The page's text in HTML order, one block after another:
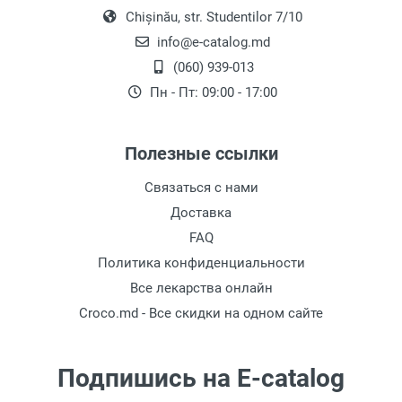
Почему Стоит Выбрать
Микроволновую Печь?
: Современные микроволновые
печи разработаны с учетом безопасности.
удерживается внутри прибора. Механизм
открытия двери обеспечивает остановку
работы микроволн до открытия двери,
Отдельностоящие микроволновые печи
считаются наиболее безопасными, так как
готовят только при закрытой двери.
единственные устройства, способствующие
здоровому образу жизни. Приготовление
Chișinău, str. Studentilor 7/10
info@e-catalog.md
(060) 939-013
Пн - Пт: 09:00 - 17:00
Полезные ссылки
Связаться с нами
Доставка
FAQ
Политика конфиденциальности
Все лекарства онлайн
Croco.md - Все скидки на одном сайте
Подпишись на E-catalog